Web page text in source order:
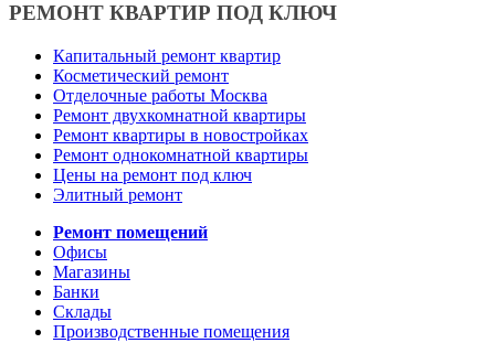
РЕМОНТ КВАРТИР ПОД КЛЮЧ
Капитальный ремонт квартир
Косметический ремонт
Отделочные работы Москва
Ремонт двухкомнатной квартиры
Ремонт квартиры в новостройках
Ремонт однокомнатной квартиры
Цены на ремонт под ключ
Элитный ремонт
Ремонт помещений
Офисы
Магазины
Банки
Склады
Производственные помещения